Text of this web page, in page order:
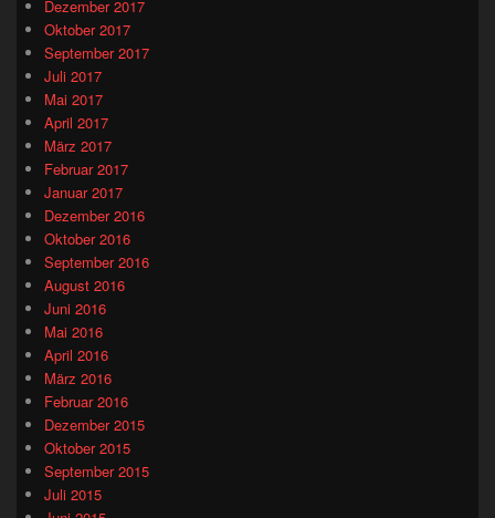
Dezember 2017
Oktober 2017
September 2017
Juli 2017
Mai 2017
April 2017
März 2017
Februar 2017
Januar 2017
Dezember 2016
Oktober 2016
September 2016
August 2016
Juni 2016
Mai 2016
April 2016
März 2016
Februar 2016
Dezember 2015
Oktober 2015
September 2015
Juli 2015